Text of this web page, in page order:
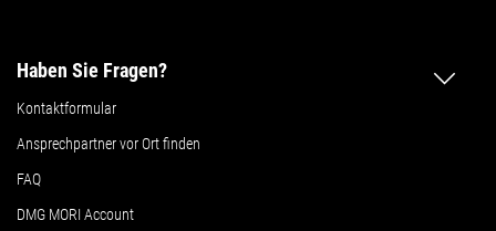
Haben Sie Fragen?
Kontaktformular
Ansprechpartner vor Ort finden
FAQ
DMG MORI Account